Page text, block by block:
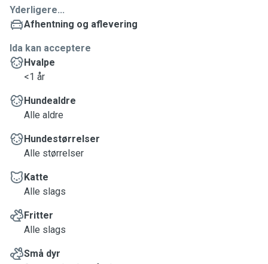
Yderligere...
Afhentning og aflevering
Ida kan acceptere
Hvalpe
<1 år
Hundealdre
Alle aldre
Hundestørrelser
Alle størrelser
Katte
Alle slags
Fritter
Alle slags
Små dyr